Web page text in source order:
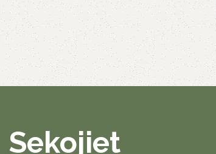
Sekojiet